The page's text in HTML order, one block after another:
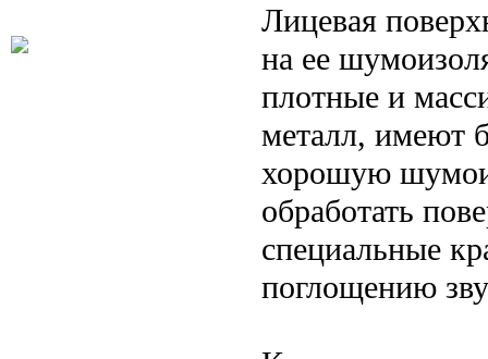
Лицевая
на ее
плотные и
металл, имеют
хорошую
обработать
специальные
поглощению